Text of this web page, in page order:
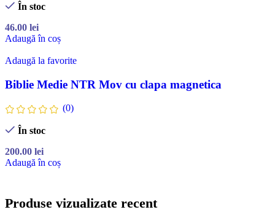
În stoc
46.00 lei
Adaugă în coș
Adaugă la favorite
Biblie Medie NTR Mov cu clapa magnetica
(0)
În stoc
200.00 lei
Adaugă în coș
Produse vizualizate recent